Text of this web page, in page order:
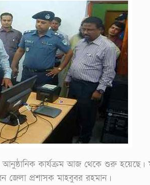
কার্যক্রম আজ থেকে শুরু
জেলা প্রশাসক মাহবুবর রহমান।